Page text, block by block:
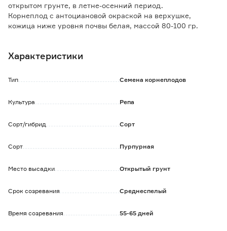
открытом грунте, в летне-осенний период.
Корнеплод с антоциановой окраской на верхушке,
кожица ниже уровня почвы белая, массой 80-100 гр.
Рекомендуется для использования в свежем виде и
Урожайность 3-3,5 кг/кв.м.
Характеристики
Тип Семена корнеплодов
Культура Репа
Сорт/гибрид Сорт
Сорт Пурпурная
Место высадки Открытый грунт
Срок созревания Среднеспелый
Время созревания 55-65 дней